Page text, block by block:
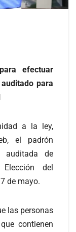
efectuar
para
a la ley,
el padrón
auditada de
del
de mayo.
las personas
contienen